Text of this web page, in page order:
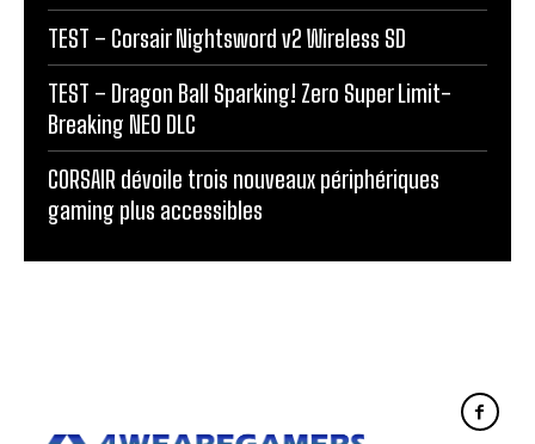
TEST – Corsair Nightsword v2 Wireless SD
TEST – Dragon Ball Sparking! Zero Super Limit-
Breaking NEO DLC
CORSAIR dévoile trois nouveaux périphériques
gaming plus accessibles